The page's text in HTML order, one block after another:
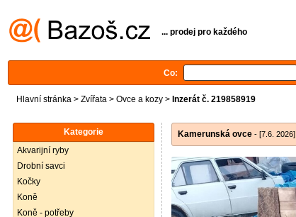
... prodej pro každého
Co:
Hlavní stránka > Zvířata > Ovce a kozy > Inzerát č. 219858919
Kategorie
Akvarijní ryby
Drobní savci
Kočky
Koně
Koně - potřeby
Kamerunská ovce - [7.6. 2026]